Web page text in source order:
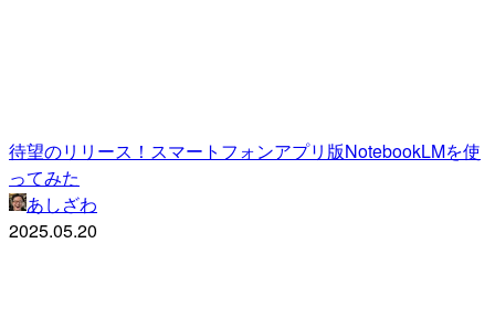
待望のリリース！スマートフォンアプリ版NotebookLMを使
ってみた
あしざわ
2025.05.20